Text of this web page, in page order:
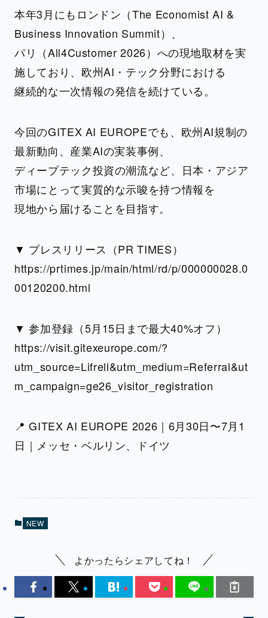
本年3月にもロンドン（The Economist AI &
Business Innovation Summit）、
パリ（All4Customer 2026）への現地取材を実
施しており、欧州AI・テック分野における
継続的な一次情報の発信を続けている。
今回のGITEX AI EUROPEでも、欧州AI規制の
最新動向、産業AIの実装事例、
ディープテック投資の潮流など、日本・アジア
市場にとって実質的な示唆を持つ情報を
現地から届けることを目指す。
▼ プレスリリース（PR TIMES）
https://prtimes.jp/main/html/rd/p/000000028.0
00120200.html
▼ 参加登録（5月15日まで最大40%オフ）
https://visit.gitexeurope.com/?
utm_source=Lifrell&utm_medium=Referral&ut
m_campaign=ge26_visitor_registration
📍 GITEX AI EUROPE 2026｜6月30日〜7月1
日｜メッセ・ベルリン、ドイツ
NEW
よかったらシェアしてね！